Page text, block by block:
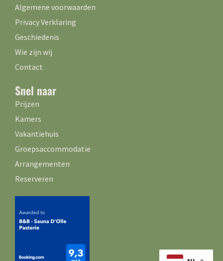
Algemene voorwaarden
Privacy Verklaring
Geschiedenis
Wie zijn wij
Contact
Snel naar
Prijzen
Kamers
Vakantiehuis
Groepsaccommodatie
Arrangementen
Reserveren